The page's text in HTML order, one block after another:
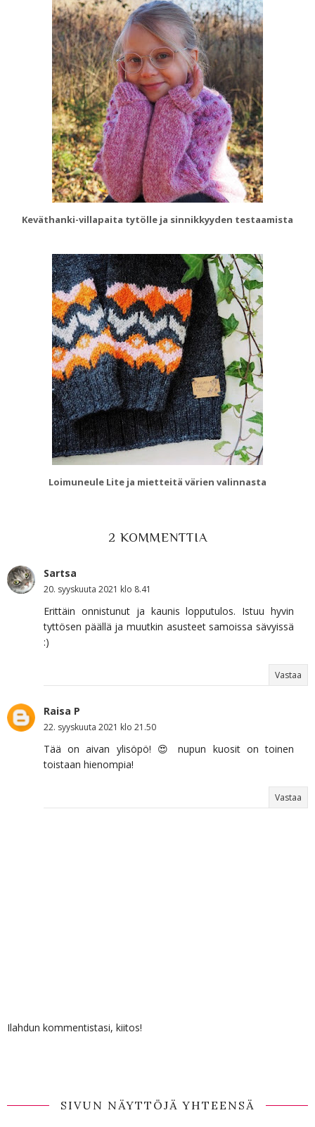
Keväthanki-villapaita tytölle ja sinnikkyyden testaamista
Loimuneule Lite ja mietteitä värien valinnasta
2 KOMMENTTIA
Sartsa
20. syyskuuta 2021 klo 8.41
Erittäin onnistunut ja kaunis lopputulos. Istuu hyvin
tyttösen päällä ja muutkin asusteet samoissa sävyissä
:)
Vastaa
Raisa P
22. syyskuuta 2021 klo 21.50
Tää on aivan ylisöpö! 😍 nupun kuosit on toinen
toistaan hienompia!
Vastaa
Ilahdun kommentistasi, kiitos!
SIVUN NÄYTTÖJÄ YHTEENSÄ